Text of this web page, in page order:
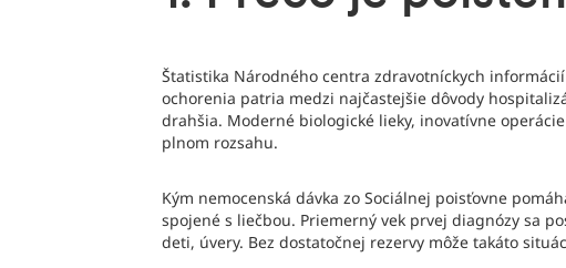
Štatistika Národného centra zdravotníckych
ochorenia patria medzi najčastejšie dôvody
drahšia. Moderné biologické lieky, inovatívne
plnom rozsahu.
Kým nemocenská dávka zo Sociálnej poisťovne
spojené s liečbou. Priemerný vek prvej diagnózy sa
deti, úvery. Bez dostatočnej rezervy môže takáto